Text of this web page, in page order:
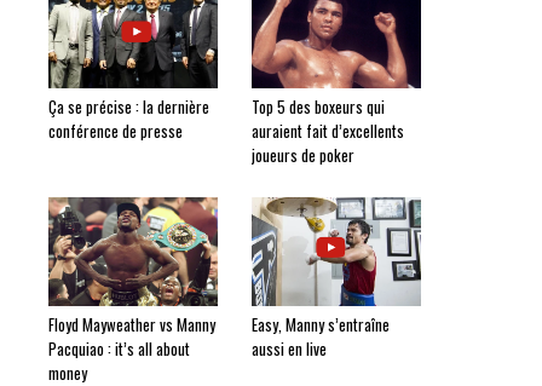
Ça se précise : la dernière
conférence de presse
Top 5 des boxeurs qui
auraient fait d’excellents
joueurs de poker
Floyd Mayweather vs Manny
Pacquiao : it’s all about
money
Easy, Manny s’entraîne
aussi en live